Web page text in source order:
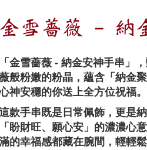
金雪薔薇 - 納
「金雪薔薇 - 納金安神手串」
般粉嫩的粉晶，蘊含「納金
神安穩的你送上全方位祝福。
款手串既是日常佩飾，更是
「盼財旺、願心安」的濃濃心
的幸福感都藏在腕間，輕輕